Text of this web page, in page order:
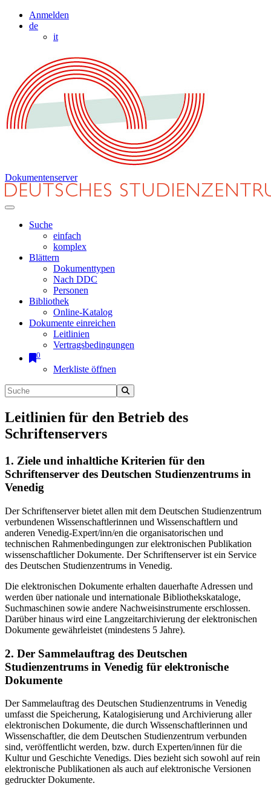
Anmelden
de
it
Dokumentenserver
Suche
einfach
komplex
Blättern
Dokumenttypen
Nach DDC
Personen
Bibliothek
Online-Katalog
Dokumente einreichen
Leitlinien
Vertragsbedingungen
0
Merkliste öffnen
Leitlinien für den Betrieb des
Schriftenservers
1. Ziele und inhaltliche Kriterien für den
Schriftenserver des Deutschen Studienzentrums in
Venedig
Der Schriftenserver bietet allen mit dem Deutschen Studienzentrum
verbundenen Wissenschaftlerinnen und Wissenschaftlern und
anderen Venedig-Expert/inn/en die organisatorischen und
technischen Rahmenbedingungen zur elektronischen Publikation
wissenschaftlicher Dokumente. Der Schriftenserver ist ein Service
des Deutschen Studienzentrums in Venedig.
Die elektronischen Dokumente erhalten dauerhafte Adressen und
werden über nationale und internationale Bibliothekskataloge,
Suchmaschinen sowie andere Nachweisinstrumente erschlossen.
Darüber hinaus wird eine Langzeitarchivierung der elektronischen
Dokumente gewährleistet (mindestens 5 Jahre).
2. Der Sammelauftrag des Deutschen
Studienzentrums in Venedig für elektronische
Dokumente
Der Sammelauftrag des Deutschen Studienzentrums in Venedig
umfasst die Speicherung, Katalogisierung und Archivierung aller
elektronischen Dokumente, die durch Wissenschaftlerinnen und
Wissenschaftler, die dem Deutschen Studienzentrum verbunden
sind, veröffentlicht werden, bzw. durch Experten/innen für die
Kultur und Geschichte Venedigs. Dies bezieht sich sowohl auf rein
elektronische Publikationen als auch auf elektronische Versionen
gedruckter Dokumente.